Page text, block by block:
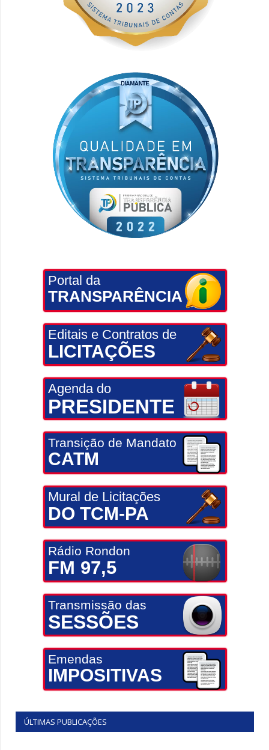
Portal da
TRANSPARÊNCIA
Editais e Contratos de
LICITAÇÕES
Agenda do
PRESIDENTE
Transição de Mandato
CATM
Mural de Licitações
DO TCM-PA
Rádio Rondon
FM 97,5
Transmissão das
SESSÕES
Emendas
IMPOSITIVAS
ÚLTIMAS PUBLICAÇÕES